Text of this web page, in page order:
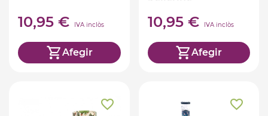
10,95 € IVA inclòs
Afegir
10,95 € IVA inclòs
Afegir